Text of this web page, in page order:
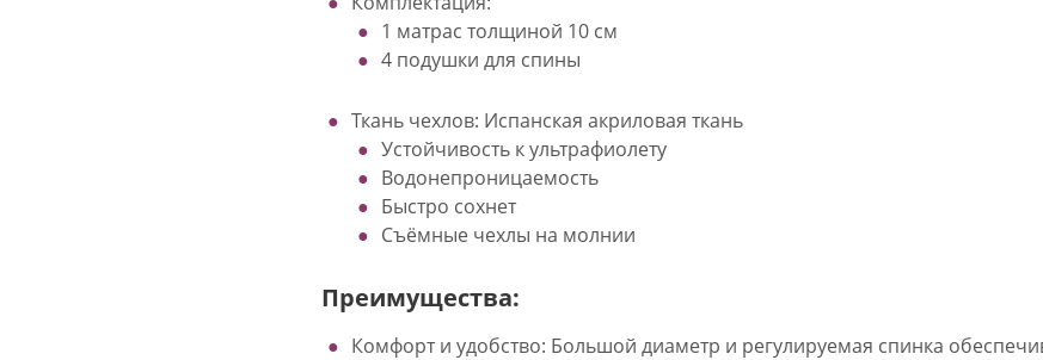
1 матрас толщиной 10 см
4 подушки для спины
Ткань чехлов: Испанская акриловая ткань
Устойчивость к ультрафиолету
Водонепроницаемость
Быстро сохнет
Съёмные чехлы на молнии
Преимущества:
Комфорт и удобство: Большой диаметр и регулируемая спинка